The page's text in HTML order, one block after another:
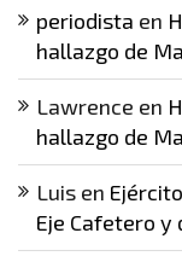
periodista en
hallazgo de
Lawrence en
hallazgo de
Luis en
Eje Cafetero y